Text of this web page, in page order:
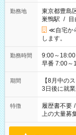
勤務地
東京都豊島
巣鴨駅 /
≪自宅か
します。
勤務時間
9:00～18:00（休憩60分） ■
早番 7:00～
と休みを合
「できれ
ね。 ※Wワーク希望の方へ 今ご覧のお仕事で希望する勤務時間
と、もう1
合は応募で
期間
【8月中の
3日後に就業
特徴 履歴書不要 /
上の大量募